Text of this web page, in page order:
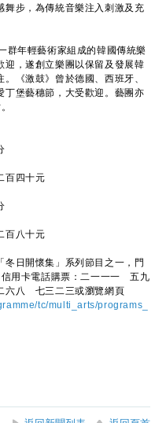
舞步，為傳統音樂注入刺激及充
年輕藝術家組成的韓國傳統樂
迎，遂創立樂團以保留及發展韓
《激鼓》曾於德國、西班牙、
丁堡藝穗節，大受歡迎。藝團亦
百四十元
百八十元
日開懷集」系列節目之一，門
信用卡電話購票：二一一一 五九
六八 七三二三或瀏覽網頁
tc/multi_arts/programs_